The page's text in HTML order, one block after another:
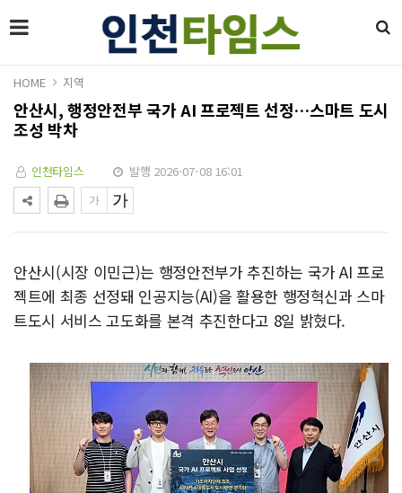
HOME 지역
안산시, 행정안전부 국가 AI 프로젝트 선정…스마트 도시
조성 박차
인천타임스 발행 2026-07-08 16:01
안산시(시장 이민근)는 행정안전부가 추진하는 국가 AI 프로
젝트에 최종 선정돼 인공지능(AI)을 활용한 행정혁신과 스마
트도시 서비스 고도화를 본격 추진한다고 8일 밝혔다.